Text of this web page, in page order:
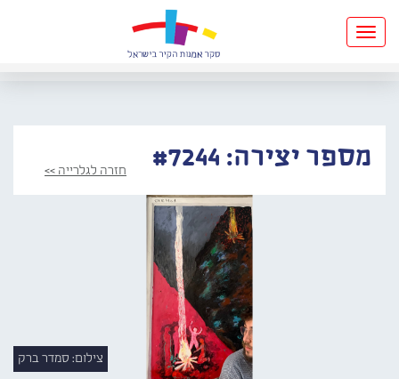
Toggle
navigation
מספר יצירה: #7244 חזרה לגלרייה >>
צילום: סמדר ברק